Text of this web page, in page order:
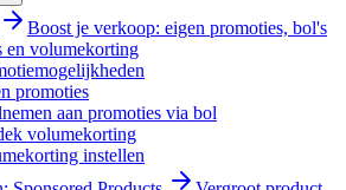
Boost je verkoop: eigen promoties, bol's
en volumekorting
promoties
aan promoties via bol
volumekorting
instellen